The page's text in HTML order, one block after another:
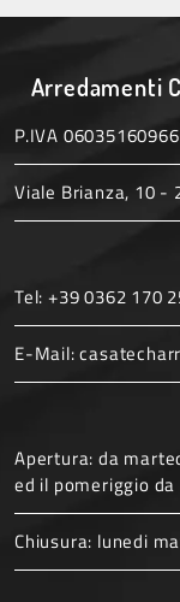
Arredamenti
P.IVA 06035160966
Viale Brianza, 10 -
Tel: +39 0362 170
E-Mail:
Apertura: da
ed il pomeriggio
Chiusura: lunedi